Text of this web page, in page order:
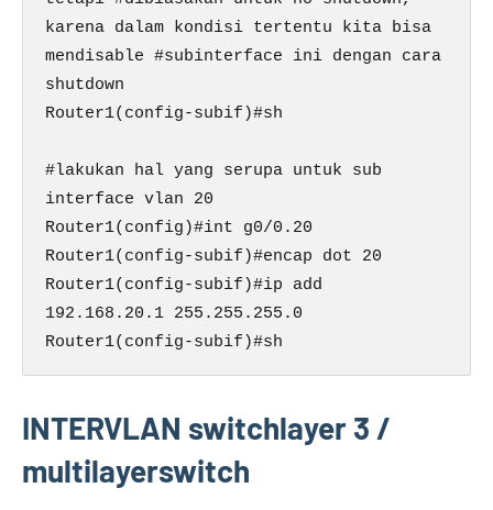
karena dalam kondisi tertentu kita bisa
mendisable #subinterface ini dengan cara
shutdown
Router1(config-subif)#sh
#lakukan hal yang serupa untuk sub
interface vlan 20
Router1(config)#int g0/0.20
Router1(config-subif)#encap dot 20
Router1(config-subif)#ip add
192.168.20.1 255.255.255.0
Router1(config-subif)#sh
INTERVLAN switchlayer 3 /
multilayerswitch